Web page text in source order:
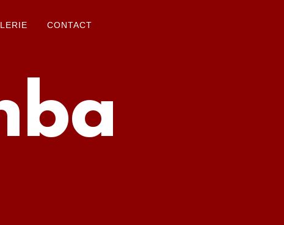
CONTACT